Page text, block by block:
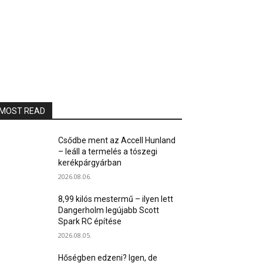
READ
Csődbe ment az Accell Hunland
– leáll a termelés a tószegi
kerékpárgyárban
2026.08.06.
8,99 kilós mestermű – ilyen lett
Dangerholm legújabb Scott
Spark RC építése
2026.08.05.
Hőségben edzeni? Igen, de